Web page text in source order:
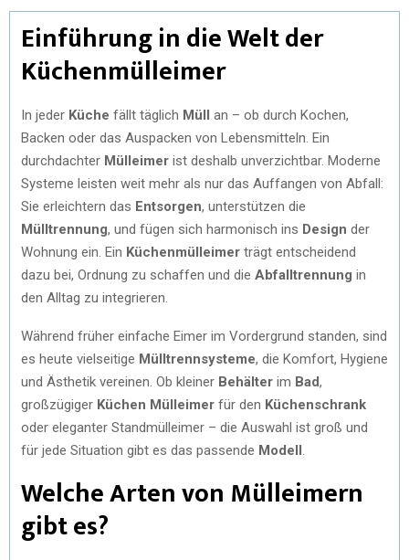
Einführung in die Welt der
Küchenmülleimer
In jeder Küche fällt täglich Müll an – ob durch Kochen,
Backen oder das Auspacken von Lebensmitteln. Ein
durchdachter Mülleimer ist deshalb unverzichtbar. Moderne
Systeme leisten weit mehr als nur das Auffangen von Abfall:
Sie erleichtern das Entsorgen, unterstützen die
Mülltrennung, und fügen sich harmonisch ins Design der
Wohnung ein. Ein Küchenmülleimer trägt entscheidend
dazu bei, Ordnung zu schaffen und die Abfalltrennung in
den Alltag zu integrieren.
Während früher einfache Eimer im Vordergrund standen, sind
es heute vielseitige Mülltrennsysteme, die Komfort, Hygiene
und Ästhetik vereinen. Ob kleiner Behälter im Bad,
großzügiger Küchen Mülleimer für den Küchenschrank
oder eleganter Standmülleimer – die Auswahl ist groß und
für jede Situation gibt es das passende Modell
Welche Arten von Mülleimern
gibt es?